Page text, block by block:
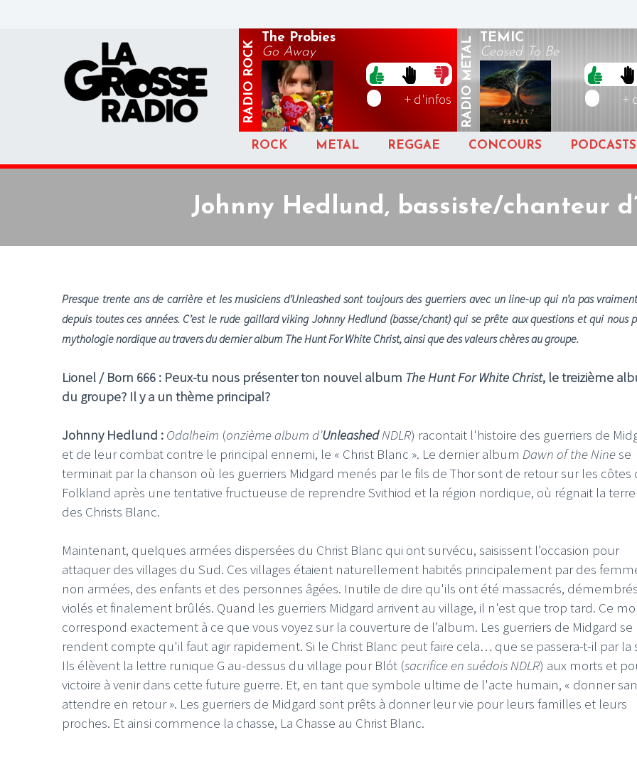
RADIO
ROCK
The Probies
Go Away
+ d'infos RADIO
METAL
TEMIC
Ceased To Be
+
ROCK METAL REGGAE CONCOURS PODCASTS
Johnny Hedlund, bassiste/chanteur
Presque trente ans de carrière et les musiciens d’Unleashed sont toujours des guerriers avec un line-up qui n’a pas
depuis toutes ces années. C’est le rude gaillard viking Johnny Hedlund (basse/chant) qui se prête aux questions et qui nous
mythologie nordique au travers du dernier album The Hunt For White Christ, ainsi que des valeurs chères au groupe.
Lionel / Born 666 : Peux-tu nous présenter ton nouvel album The Hunt For White Christ, le treizième
du groupe? Il y a un thème principal?
Johnny Hedlund : Odalheim (onzième album d’UnleashedNDLR) racontait l'histoire des guerriers de
et de leur combat contre le principal ennemi, le « Christ Blanc ». Le dernier album Dawn of the Ninese
terminait par la chanson où les guerriers Midgard menés par le fils de Thor sont de retour sur les côtes
Folkland après une tentative fructueuse de reprendre Svithiod et la région nordique, où régnait la
des Christs Blanc.
Maintenant, quelques armées dispersées du Christ Blanc qui ont survécu, saisissent l’occasion pour
attaquer des villages du Sud. Ces villages étaient naturellement habités principalement par des
non armées, des enfants et des personnes âgées. Inutile de dire qu'ils ont été massacrés,
violés et finalement brûlés. Quand les guerriers Midgard arrivent au village, il n'est que trop tard. Ce
correspond exactement à ce que vous voyez sur la couverture de l’album. Les guerriers de Midgard se
rendent compte qu'il faut agir rapidement. Si le Christ Blanc peut faire cela… que se passera-t-il par la
Ils élèvent la lettre runique G au-dessus du village pour Blót (sacrifice en suédois NDLR) aux morts et
victoire à venir dans cette future guerre. Et, en tant que symbole ultime de l'acte humain, « donner
attendre en retour ». Les guerriers de Midgard sont prêts à donner leur vie pour leurs familles et leurs
proches. Et ainsi commence la chasse, La Chasse au Christ Blanc.